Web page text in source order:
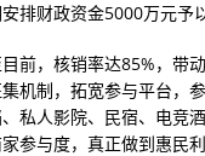
排财政资金5000万元予
前，核销率达85%，带
机制，拓宽参与平台，
私人影院、民宿、电竞
参与度，真正做到惠民